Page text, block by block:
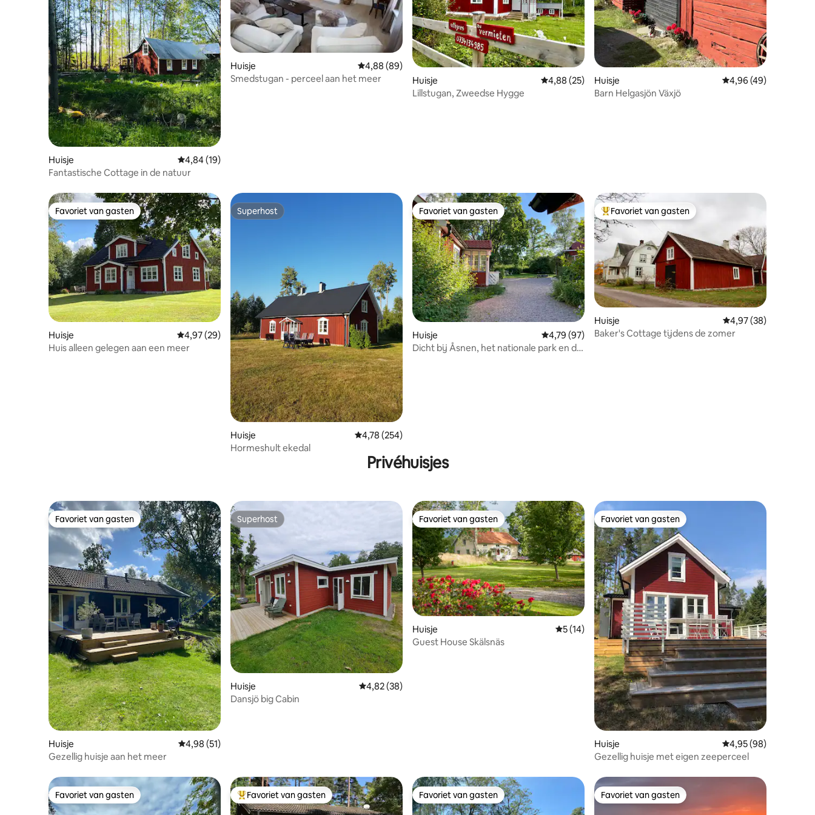
Huisje Gemiddelde beoordeling van 4,84 uit 5, 19 recensies
4,84 (19)
Fantastische Cottage in de natuur
Huisje Gemiddelde beoordeling van 4,88 uit 5, 89 recensies
4,88 (89)
Smedstugan - perceel aan het meer
Huisje Gemiddelde beoordeling van 4,88 uit 5, 25 recensies
4,88 (25)
Lillstugan, Zweedse Hygge
Huisje Gemiddelde
4,96 (49)
Barn Helgasjön Växjö
Favoriet van gasten
Favoriet van gasten
Huisje Gemiddelde beoordeling van 4,97 uit 5, 29 recensies
4,97 (29)
Huis alleen gelegen aan een meer
Superhost
Superhost
Huisje Gemiddelde beoordeling van 4,78 uit 5, 254 recensies
4,78 (254)
Hormeshult ekedal
Favoriet van gasten
Favoriet van gasten
Huisje Gemiddelde beoordeling van 4,79 uit 5, 97 recensies
4,79 (97)
Dicht bij Åsnen, het nationale park en de
Topfavoriet van gasten
Favoriet van gasten
Huisje Gemiddelde
4,97 (38)
Baker's Cottage tijdens de zomer
Privéhuisjes
Favoriet van gasten
Favoriet van gasten
Huisje Gemiddelde beoordeling van 4,98 uit 5, 51 recensies
4,98 (51)
Gezellig huisje aan het meer
Superhost
Superhost
Huisje Gemiddelde beoordeling van 4,82 uit 5, 38 recensies
4,82 (38)
Dansjö big Cabin
Favoriet van gasten
Favoriet van gasten
Huisje Gemiddelde beoordeling van 5 uit 5, 14 recensies
5 (14)
Guest House Skälsnäs
Favoriet van gasten
Favoriet van gasten
Huisje Gemiddelde
4,95 (98)
Gezellig huisje met eigen zeeperceel
Favoriet van gasten
Favoriet van gasten Topfavoriet van gasten
Favoriet van gasten Favoriet van gasten
Favoriet van gasten Favoriet van gasten
Favoriet van gasten